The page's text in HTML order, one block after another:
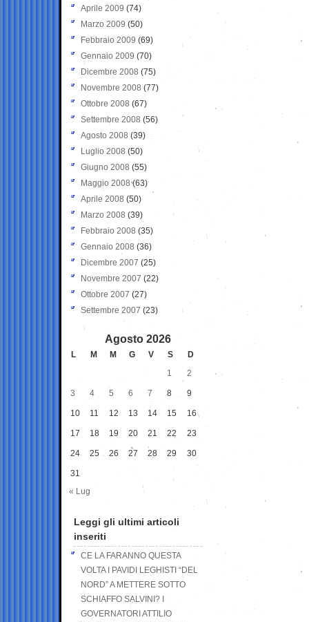
Aprile 2009 (74)
Marzo 2009 (50)
Febbraio 2009 (69)
Gennaio 2009 (70)
Dicembre 2008 (75)
Novembre 2008 (77)
Ottobre 2008 (67)
Settembre 2008 (56)
Agosto 2008 (39)
Luglio 2008 (50)
Giugno 2008 (55)
Maggio 2008(63)
Aprile 2008 (50)
Marzo 2008 (39)
Febbraio 2008 (35)
Gennaio 2008 (36)
Dicembre 2007 (25)
Novembre 2007 (22)
Ottobre 2007 (27)
Settembre 2007 (23)
Agosto 2026
L M M G V S
D
1
2
3 4 5 6 7 8 9
10 11 12 13 14 15 16
17 18 19 20 21 22 23
24 25 26 27 28 29 30
31
« Lug
Leggi gli ultimi articoli
inseriti
CE LA FARANNO QUESTA
VOLTA I PAVIDI LEGHISTI “DEL
NORD” A METTERE SOTTO
SCHIAFFO SALVINI? I
GOVERNATORI ATTILIO